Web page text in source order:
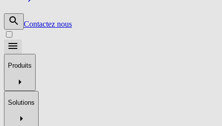
Contactez nous
Produits
Solutions